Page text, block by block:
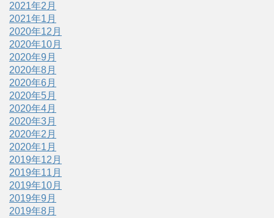
2021年2月
2021年1月
2020年12月
2020年10月
2020年9月
2020年8月
2020年6月
2020年5月
2020年4月
2020年3月
2020年2月
2020年1月
2019年12月
2019年11月
2019年10月
2019年9月
2019年8月